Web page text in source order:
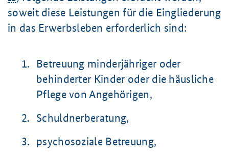
soweit diese Leistungen für die Eingliederung
in das Erwerbsleben erforderlich sind:
Betreuung minderjähriger oder
behinderter Kinder oder die häusliche
Pflege von Angehörigen,
Schuldnerberatung,
psychosoziale Betreuung,